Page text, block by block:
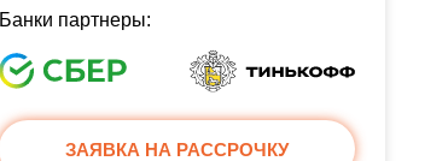
Банки партнеры:
ЗАЯВКА НА РАССРОЧКУ